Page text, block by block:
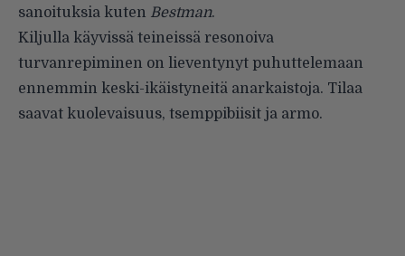
sanoituksia kuten Bestman.
Kiljulla käyvissä teineissä reso­noiva
turvanrepiminen on lieven­tynyt puhuttelemaan
ennemmin keski-ikäistyneitä anarkaistoja. Tilaa
saavat kuolevaisuus, tsemppi­biisit ja armo.